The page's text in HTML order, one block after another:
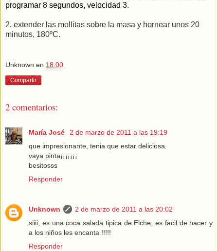
programar 8 segundos, velocidad 3.
2. extender las mollitas sobre la masa y hornear unos 20
minutos, 180ºC.
Unknown en 18:00
Compartir
2 comentarios:
María José
2 de marzo de 2011 a las 19:19
que impresionante, tenia que estar deliciosa.
vaya pinta¡¡¡¡¡¡¡
besitosss
Responder
Unknown
2 de marzo de 2011 a las 20:02
siiii, es una coca salada tipica de Elche, es facil de hacer y
a los niños les encanta !!!!!
Responder